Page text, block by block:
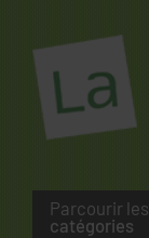
Parcourir les
catégories